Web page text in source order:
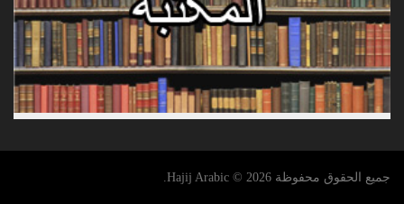
جميع الحقوق محفوظة Hajij Arabic © 2026.